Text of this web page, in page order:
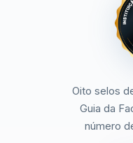
Oito selos
Guia da
número